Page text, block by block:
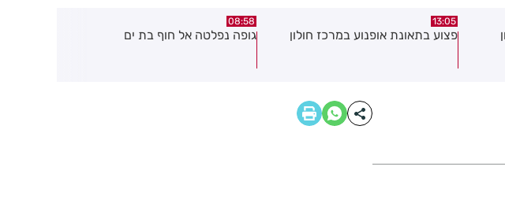
13:05
פצוע בתאונת אופנוע במרכז חולון
08:58
גופה נפלטה אל חוף בת ים